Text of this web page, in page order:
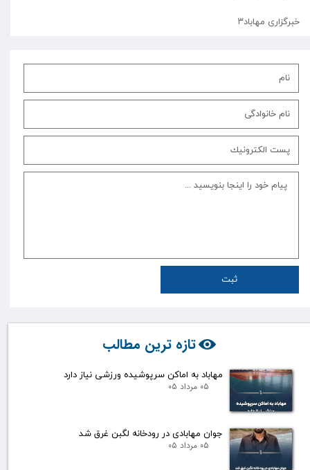
خبرگزاری مهاباد۳
تازه ترین مطالب
مهاباد به اماکن سرپوشیده ورزشی نیاز دارد
۰۵ مرداد ۰۵
جوان مهابادی در رودخانه لگبن غرق شد
۰۵ مرداد ۰۵
ثبت